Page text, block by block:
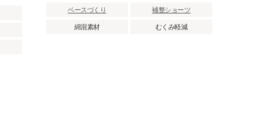
ベースづくり 補整ショーツ
綿混素材 むくみ軽減